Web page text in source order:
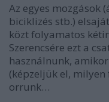
Az egyes mozgások
biciklizés stb.)
közt folyamatos
Szerencsére ezt a
használnunk,
(képzeljük el, milyen
orrunk…